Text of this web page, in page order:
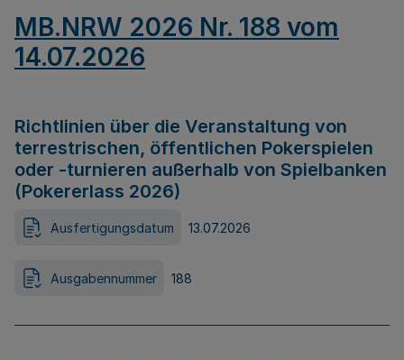
MB.NRW 2026 Nr. 188 vom
14.07.2026
Richtlinien über die Veranstaltung von
terrestrischen, öffentlichen Pokerspielen
oder -turnieren außerhalb von Spielbanken
(Pokererlass 2026)
Ausfertigungsdatum 13.07.2026
Ausgabennummer 188